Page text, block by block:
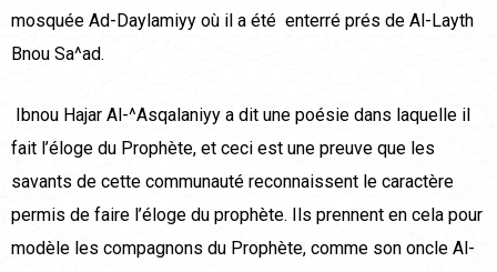
mosquée Ad-Daylamiyy où il a été enterré prés de Al-Layth
Bnou Sa^ad.
Ibnou Hajar Al-^Asqalaniyy a dit une poésie dans laquelle il
fait l’éloge du Prophète, et ceci est une preuve que les
savants de cette communauté reconnaissent le caractère
permis de faire l’éloge du prophète. Ils prennent en cela pour
modèle les compagnons du Prophète, comme son oncle Al-